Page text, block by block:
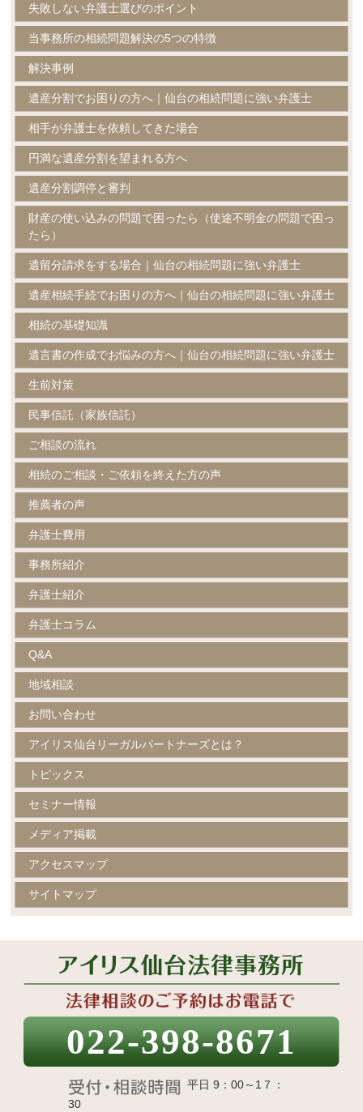
失敗しない弁護士選びのポイント
当事務所の相続問題解決の5つの特徴
解決事例
遺産分割でお困りの方へ｜仙台の相続問題に強い弁護士
相手が弁護士を依頼してきた場合
円満な遺産分割を望まれる方へ
遺産分割調停と審判
財産の使い込みの問題で困ったら（使途不明金の問題で困っ
たら）
遺留分請求をする場合｜仙台の相続問題に強い弁護士
遺産相続手続でお困りの方へ｜仙台の相続問題に強い弁護士
相続の基礎知識
遺言書の作成でお悩みの方へ｜仙台の相続問題に強い弁護士
生前対策
民事信託（家族信託）
ご相談の流れ
相続のご相談・ご依頼を終えた方の声
推薦者の声
弁護士費用
事務所紹介
弁護士紹介
弁護士コラム
Q&A
地域相談
お問い合わせ
アイリス仙台リーガルパートナーズとは？
トピックス
セミナー情報
メディア掲載
アクセスマップ
サイトマップ
022-398-8671
平日 9：00～1７：
30